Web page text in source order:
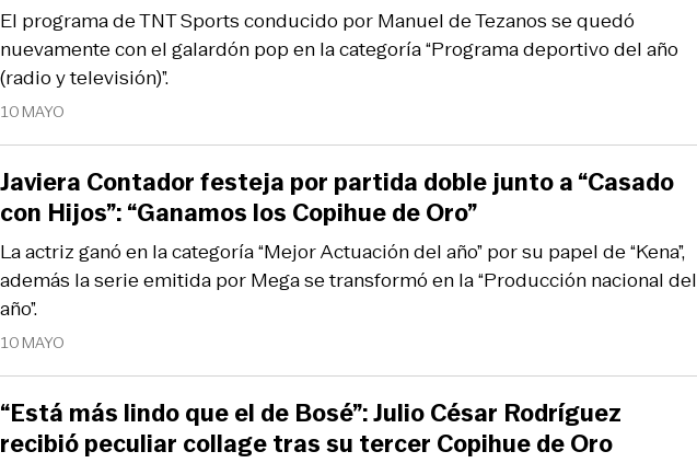
10 MAYO
El programa de TNT Sports conducido por Manuel de Tezanos se quedó
nuevamente con el galardón pop en la categoría “Programa deportivo del año
(radio y televisión)”.
10 MAYO
La actriz ganó en la categoría “Mejor Actuación del año” por su papel de “Kena”,
además la serie emitida por Mega se transformó en la “Producción nacional del
año”.
Javiera Contador festeja por partida doble junto a “Casado
con Hijos”: “Ganamos los Copihue de Oro”
“Está más lindo que el de Bosé”: Julio César Rodríguez
recibió peculiar collage tras su tercer Copihue de Oro